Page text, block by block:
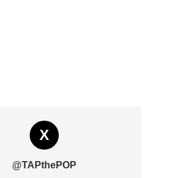
X
@TAPthePOP